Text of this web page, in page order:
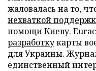
жаловалась на то,
нехваткой
помощи Киеву.
разработкукарты
для Украины.
единственный